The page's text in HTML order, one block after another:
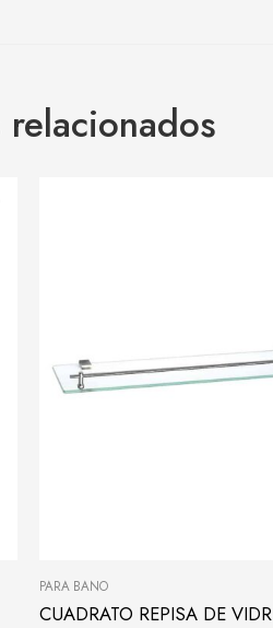
relacionados
PARA BAÑO
CUADRATO REPISA DE